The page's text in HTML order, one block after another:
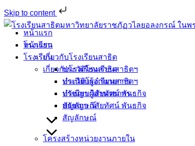
Skip to content
Skip
contentหน้าแรก
โรงเรียน
เกี่ยวกับโรงเรียนสาธิต
ประวัติโรงเรียนสาธิตฯ
ทำเนียบผู้อำนวยการ
ปรัชญา วิสัยทัศน์ พันธกิจ
สัญลักษณ์
หน้าแรก
โรงเรียน
เกี่ยวกับโรงเรียนสาธิต
ประวัติโรงเรียนสาธิตฯ
ทำเนียบผู้อำนวยการ
ปรัชญา วิสัยทัศน์ พันธกิจ
สัญลักษณ์
โครงสร้างหน่วยงานภายใน